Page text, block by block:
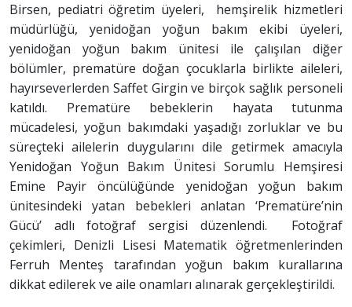
Birsen, pediatri öğretim üyeleri, hemşirelik hizmetleri
müdürlüğü, yenidoğan yoğun bakım ekibi üyeleri,
yenidoğan yoğun bakım ünitesi ile çalışılan diğer
bölümler, prematüre doğan çocuklarla birlikte aileleri,
hayırseverlerden Saffet Girgin ve birçok sağlık personeli
katıldı. Prematüre bebeklerin hayata tutunma
mücadelesi, yoğun bakımdaki yaşadığı zorluklar ve bu
süreçteki ailelerin duygularını dile getirmek amacıyla
Yenidoğan Yoğun Bakım Ünitesi Sorumlu Hemşiresi
Emine Payir öncülüğünde yenidoğan yoğun bakım
ünitesindeki yatan bebekleri anlatan ‘Prematüre’nin
Gücü’ adlı fotoğraf sergisi düzenlendi. Fotoğraf
çekimleri, Denizli Lisesi Matematik öğretmenlerinden
Ferruh Menteş tarafından yoğun bakım kurallarına
dikkat edilerek ve aile onamları alınarak gerçekleştirildi.